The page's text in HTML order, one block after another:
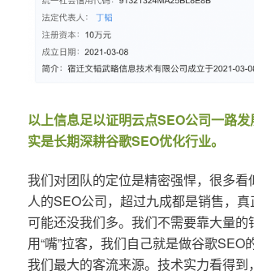
以上信息足以证明云点SEO公司一路
实是长期深耕谷歌SEO优化行业。
我们对团队的定位是精密强悍，很多看
人的SEO公司，超过九成都是销售，
可能还没我们多。我们不需要靠大量的
用“嘴”拉客，我们自己就是做谷歌SEO
我们最大的客流来源。技术实力看得到